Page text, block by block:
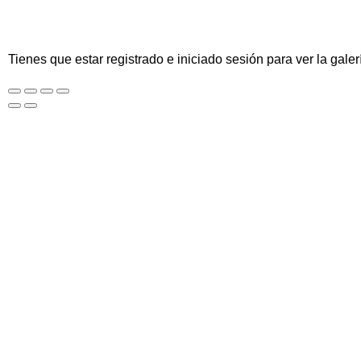
Tienes que estar registrado e iniciado sesión para ver la